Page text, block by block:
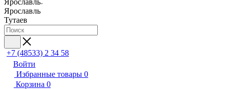
Ярославль
Ярославль
Тутаев
+7 (48533) 2 34 58
Войти
Избранные товары 0
Корзина 0